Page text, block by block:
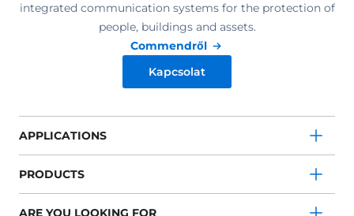
integrated communication systems for the protection of
people, buildings and assets.
Commendről
Kapcsolat
APPLICATIONS
PRODUCTS
ARE YOU LOOKING FOR